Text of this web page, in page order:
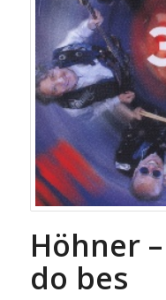
Höhner
do bes